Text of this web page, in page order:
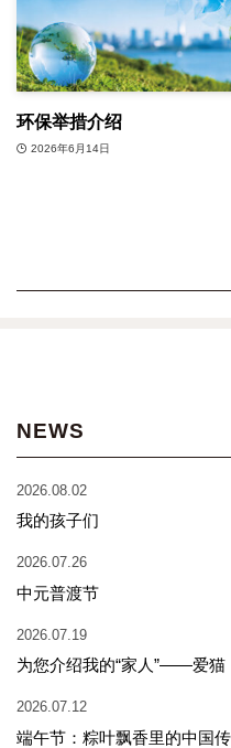
环保举措介绍
2026年6月14日
NEWS
2026.08.02
我的孩子们
2026.07.26
中元普渡节
2026.07.19
为您介绍我的“家人”——爱猫
2026.07.12
端午节：粽叶飘香里的中国